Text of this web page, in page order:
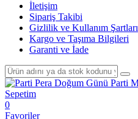
İletişim
Sipariş Takibi
Gizlilik ve Kullanım Şartları
Kargo ve Taşıma Bilgileri
Garanti ve İade
Sepetim
0
Favoriler